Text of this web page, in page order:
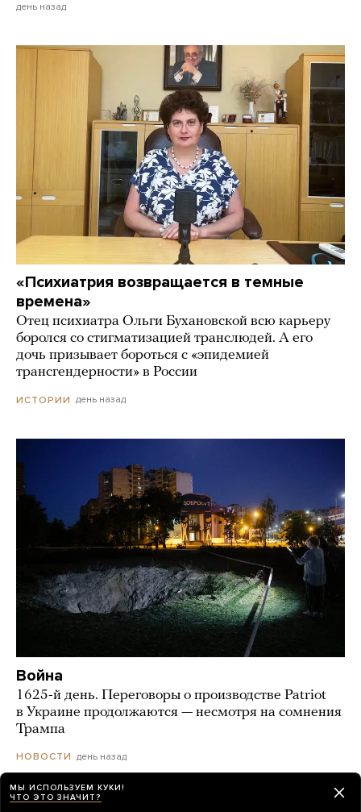
день назад
«Психиатрия возвращается в темные
времена»
Отец психиатра Ольги Бухановской всю карьеру
боролся со стигматизацией транслюдей. А его
дочь призывает бороться с «эпидемией
трансгендерности» в России
ИСТОРИИ день назад
Война
1625-й день. Переговоры о производстве Patriot
в Украине продолжаются — несмотря на сомнения
Трампа
НОВОСТИ день назад
МЫ ИСПОЛЬЗУЕМ КУКИ!
ЧТО ЭТО ЗНАЧИТ?